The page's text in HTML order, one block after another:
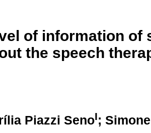
of information of
the speech
Piazzi SenoI;